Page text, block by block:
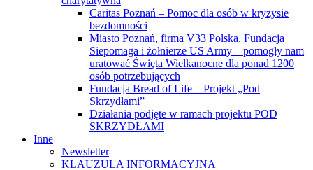
Caritas Poznań – Pomoc dla osób w kryzysie
bezdomności
Miasto Poznań, firma V33 Polska, Fundacja
Siepomaga i żołnierze US Army – pomogły nam
uratować Święta Wielkanocne dla ponad 1200
osób potrzebujących
Fundacja Bread of Life – Projekt „Pod
Skrzydłami”
Działania podjęte w ramach projektu POD
SKRZYDŁAMI
Inne
Newsletter
KLAUZULA INFORMACYJNA